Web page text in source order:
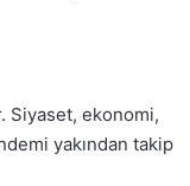
Siyaset, ekonomi,
yakından takip